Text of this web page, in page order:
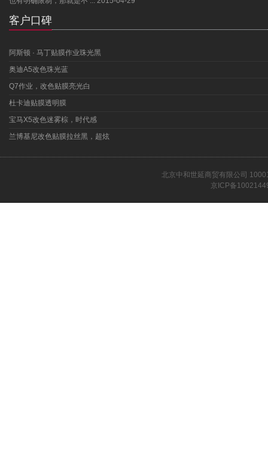
客户口碑
阿斯顿 · 马丁贴膜作业珠光黑
奥迪A5改色珠光蓝
Q7作业，改色贴膜亮光白
杜卡迪贴膜透明膜
宝马X5改色迷雾棕，时代感
兰博基尼改色贴膜拉丝黑，超炫
北京中和世延商贸有限公司
京ICP备